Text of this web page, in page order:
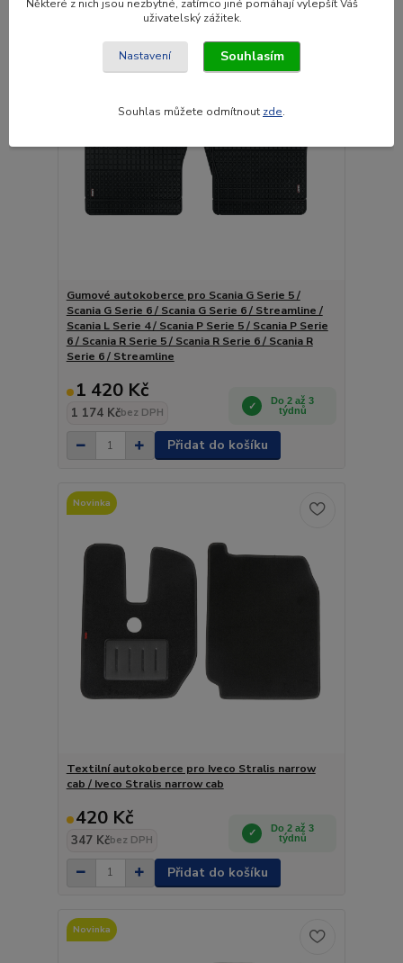
Gumové autokoberce pro Scania G Serie 5 /
Scania G Serie 6 / Scania G Serie 6 / Streamline /
Scania L Serie 4 / Scania P Serie 5 / Scania P Serie
6 / Scania R Serie 5 / Scania R Serie 6 / Scania R
Serie 6 / Streamline
1 420 Kč
1 174 Kčbez DPH
Do 2 až 3
týdnů
Přidat do košíku
Novinka
Textilní autokoberce pro Iveco Stralis narrow
cab / Iveco Stralis narrow cab
420 Kč
347 Kčbez DPH
Do 2 až 3
týdnů
Přidat do košíku
Novinka
Některé z nich jsou nezbytné, zatímco jiné pomáhají vylepšít Váš
uživatelský zážitek.
Nastavení Souhlasím
Souhlas můžete odmítnout zde.